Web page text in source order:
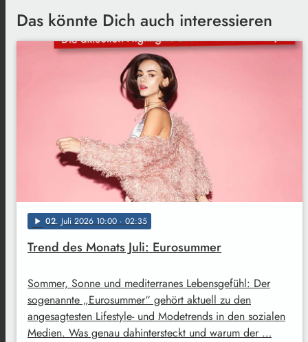
Das könnte Dich auch interessieren
play_arrow 02. Juli 2026 10:00 · 02:35
Trend des Monats Juli: Eurosummer
Sommer, Sonne und mediterranes Lebensgefühl: Der
sogenannte „Eurosummer“ gehört aktuell zu den
angesagtesten Lifestyle- und Modetrends in den sozialen
Medien. Was genau dahintersteckt und warum der …